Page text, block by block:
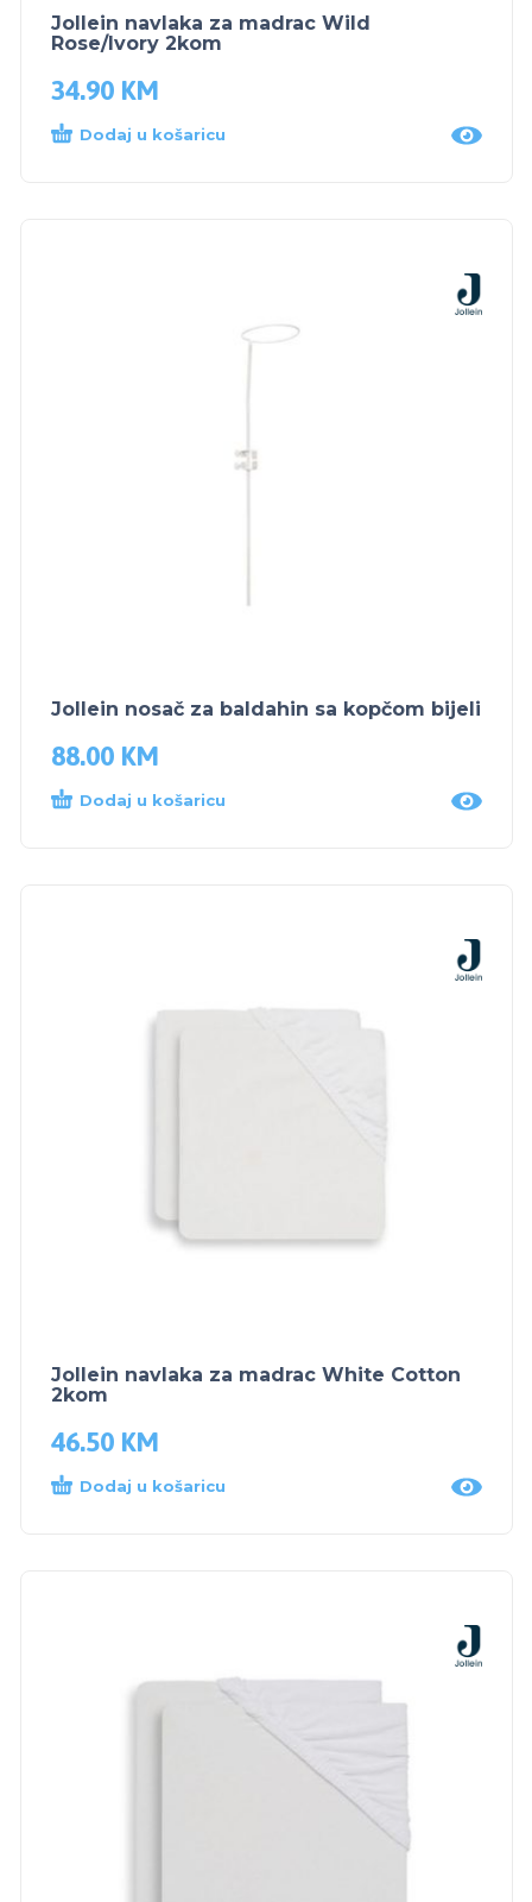
Jollein navlaka za madrac Wild
Rose/Ivory 2kom
34.90 KM
Dodaj u košaricu
Jollein nosač za baldahin sa kopčom bijeli
88.00 KM
Dodaj u košaricu
Jollein navlaka za madrac White Cotton
2kom
46.50 KM
Dodaj u košaricu